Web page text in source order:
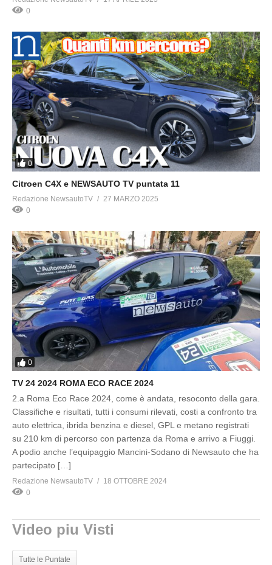
0
0
Citroen C4X e NEWSAUTO TV puntata 11
Redazione NewsautoTV
27 MARZO 2025
0
0
TV 24 2024 ROMA ECO RACE 2024
2.a Roma Eco Race 2024, come è andata, resoconto della gara.
Classifiche e risultati, tutti i consumi rilevati, costi a confronto tra
auto elettrica, ibrida benzina e diesel, GPL e metano registrati
su 210 km di percorso con partenza da Roma e arrivo a Fiuggi.
A podio anche l’equipaggio Mancini-Sodano di Newsauto che ha
partecipato […]
Redazione NewsautoTV
18 OTTOBRE 2024
0
Video piu Visti
Tutte le Puntate